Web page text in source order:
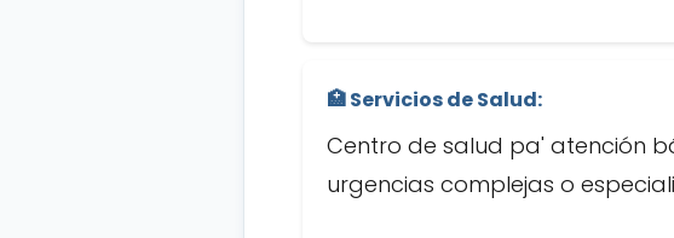
🏥 Servicios de Salud:
Centro de salud pa' atención
urgencias complejas o